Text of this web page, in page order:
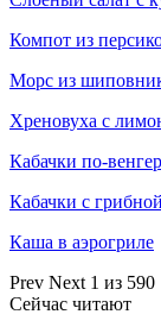
Компот из
Морс из
Хреновуха с
Кабачки по-
Кабачки с
Каша в аэрогриле
Prev Next 1 из 590
Сейчас читают